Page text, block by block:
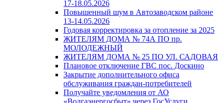
17-18.05.2026
Повышенный шум в Автозаводском районе
13-14.05.2026
Годовая корректировка за отопление за 2025
ЖИТЕЛЯМ ДОМА № 74А ПО пр.
МОЛОДЕЖНЫЙ
ЖИТЕЛЯМ ДОМА № 25 ПО УЛ. САДОВАЯ
Плановое отключение ГВС пос. Доскино
Закрытие дополнительного офиса
обслуживания граждан-потребителей
Получайте уведомления от АО